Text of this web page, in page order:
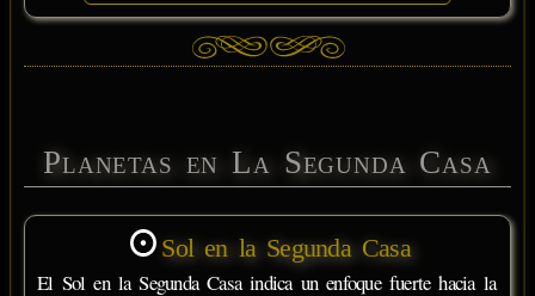
Planetas en La Segunda Casa
Sol en la Segunda Casa
El Sol en la Segunda Casa indica un enfoque fuerte hacia la